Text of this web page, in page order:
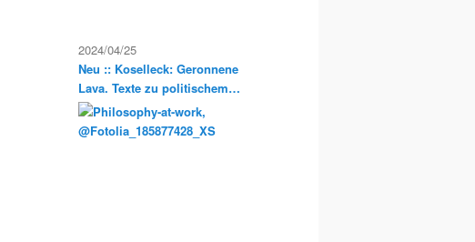
2024/04/25
Neu :: Koselleck: Geronnene
Lava. Texte zu politischem
Totenkult und Erinnerung